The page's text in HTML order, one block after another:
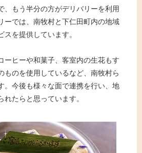
、もう半分の方がデリバリーを利用
ーでは、南牧村と下仁田町内の地域
を提供しています。
ーヒーや和菓子、客室内の生花もす
ものを使用しているなど、南牧村ら
。今後も様々な面で連携を行い、地
たらと思っています。